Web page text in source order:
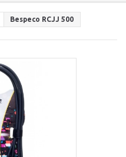
Bespeco RCJJ 500